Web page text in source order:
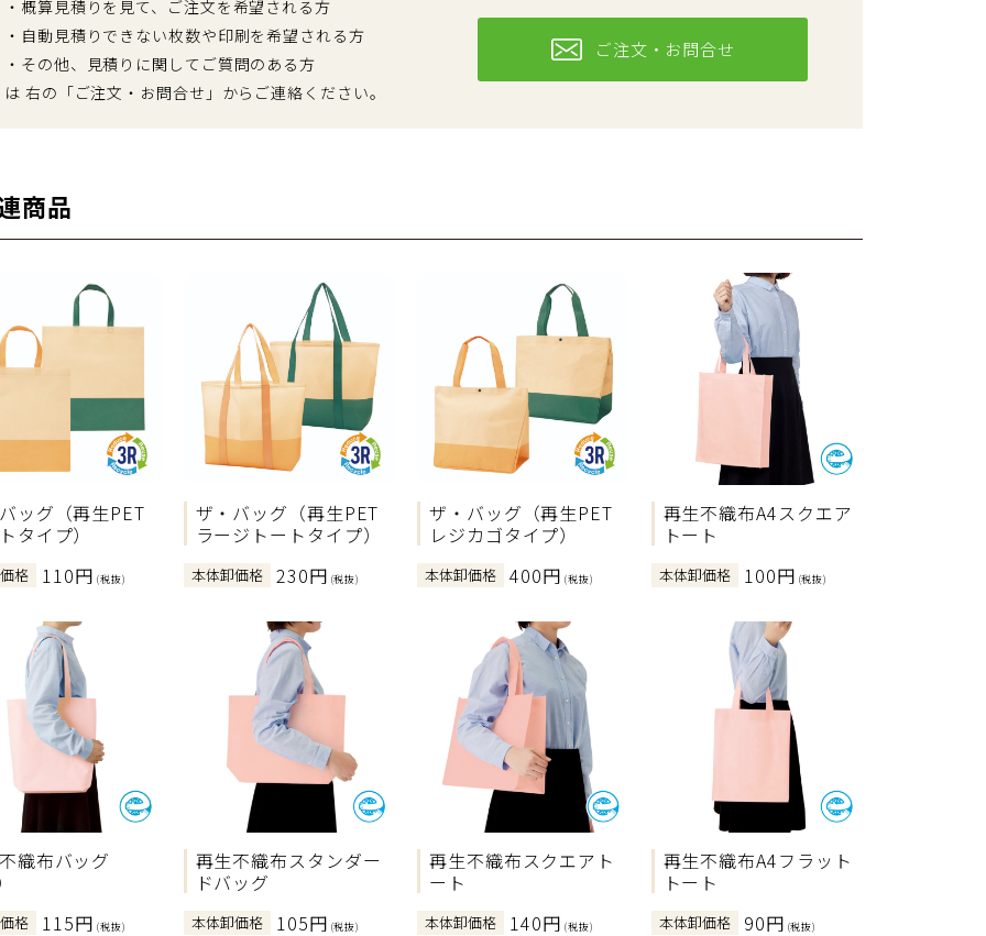
・概算見積りを見て、ご注文を希望される方
・自動見積りできない枚数や印刷を希望される方
・その他、見積りに関してご質問のある方
は 右の「ご注文・お問合せ」からご連絡ください。
ご注文・お問合せ
商品
ッグ（再生PET
タイプ）
格 110円 (税抜)
ザ・バッグ（再生PET
ラージトートタイプ）
本体卸価格 230円 (税抜)
ザ・バッグ（再生PET
レジカゴタイプ）
本体卸価格 400円 (税抜)
再生不織布A4スクエア
トート
本体卸価格 100円 (税抜)
織布バッグ
格 115円 (税抜)
再生不織布スタンダー
ドバッグ
本体卸価格 105円 (税抜)
再生不織布スクエアト
ート
本体卸価格 140円 (税抜)
再生不織布A4フラット
トート
本体卸価格 90円 (税抜)